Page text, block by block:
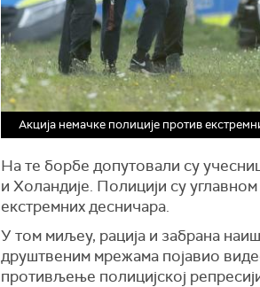
Акција немачке полиције против
На те борбе допутовали су
и Холандије. Полицији су
екстремних десничара.
У том миљеу, рација и забрана
друштвеним мрежама појавио
противљење полицијској